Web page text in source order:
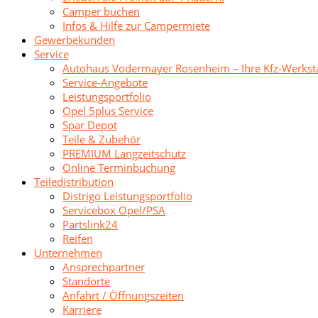
Camper buchen
Infos & Hilfe zur Campermiete
Gewerbekunden
Service
Autohaus Vodermayer Rosenheim – Ihre Kfz-
Service-Angebote
Leistungsportfolio
Opel 5plus Service
Spar Depot
Teile & Zubehör
PREMIUM Langzeitschutz
Online Terminbuchung
Teiledistribution
Distrigo Leistungsportfolio
Servicebox Opel/PSA
Partslink24
Reifen
Unternehmen
Ansprechpartner
Standorte
Anfahrt / Öffnungszeiten
Karriere